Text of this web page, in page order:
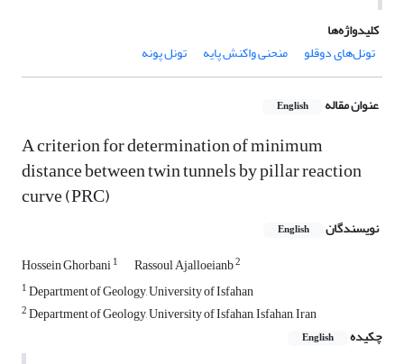
کلیدواژه‌ها
تونل‌های دوقلو
منحنی واکنش پایه تونل پونه
عنوان مقاله English
A criterion for determination of minimum
distance between twin tunnels by pillar reaction
curve (PRC)
نویسندگان English
Hossein Ghorbani1 Rassoul Ajalloeianb2
1Department of Geology, University of Isfahan
2Department of Geology, University of Isfahan, Isfahan, Iran
چکیده
English